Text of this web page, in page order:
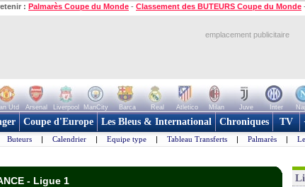
: Palmarès Coupe du Monde - Classement des BUTEURS Coupe du Monde -
emplacement publicitaire
Utd Arsenal Liverpool ManCity Barca Real Atletico Milan Juve Inter
Coupe d'Europe Les Bleus & International Chroniques TV
Buteurs | Calendrier | Equipe type | Tableau Transferts | Palmarès |
- Ligue 1